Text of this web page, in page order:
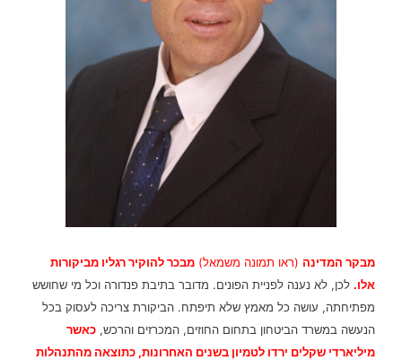
מבקר המדינה (ראו תמונה משמאל) מבכר להוקיר רגליו מביקורות
אלו. לכן, לא נענה לפניית הפונים. מדובר בתיבת פנדורה וכל מי שחושש
מפתיחתה, עושה כל מאמץ שלא תיפתח. הביקורת צריכה לעסוק בכל
הנעשה במשרד הביטחון בתחום החוזים, המכרזים והרכש, כאשר
מיליארדי שקלים ירדו לטמיון בשנים האחרונות, כתוצאה מהתנהלות